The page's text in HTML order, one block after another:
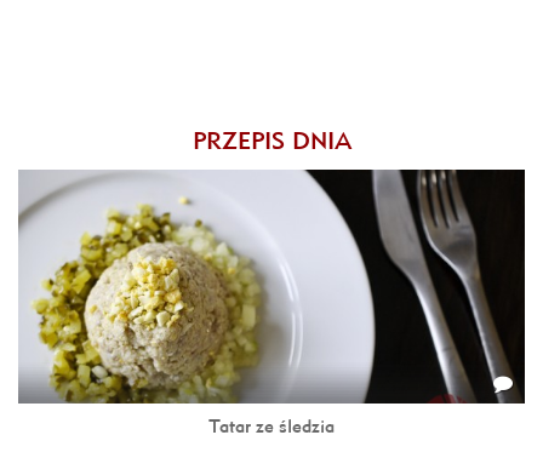
PRZEPIS DNIA
Tatar ze śledzia